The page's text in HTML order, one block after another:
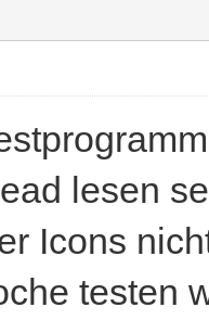
lesen
Icons
testen